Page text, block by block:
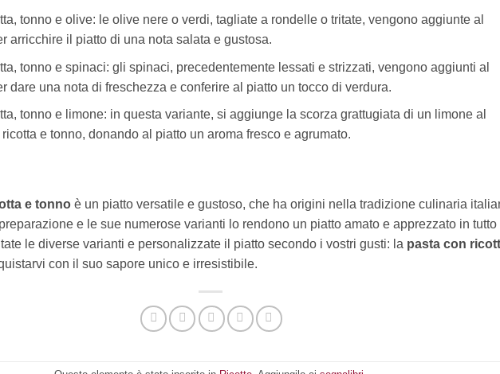
tonno e olive: le olive nere o verdi, tagliate a rondelle o tritate, vengono aggiunte al
arricchire il piatto di una nota salata e gustosa.
tonno e spinaci: gli spinaci, precedentemente lessati e strizzati, vengono aggiunti al
dare una nota di freschezza e conferire al piatto un tocco di verdura.
tonno e limone: in questa variante, si aggiunge la scorza grattugiata di un limone al
e tonno, donando al piatto un aroma fresco e agrumato.
e tonno è un piatto versatile e gustoso, che ha origini nella tradizione culinaria
e le sue numerose varianti lo rendono un piatto amato e apprezzato in tutto
le diverse varianti e personalizzate il piatto secondo i vostri gusti: la pasta con
con il suo sapore unico e irresistibile.